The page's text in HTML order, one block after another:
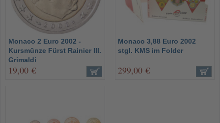
Monaco 2 Euro 2002 -
Kursmünze Fürst Rainier III.
Grimaldi
19,00 €
Monaco 3,88 Euro 2002
stgl. KMS im Folder
299,00 €